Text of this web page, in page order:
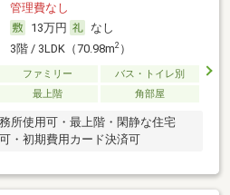
管理費なし
13万円
なし
3階 / 3LDK（70.98m2）
ファミリー
バス・トイレ別
最上階 角部屋
所使用可・最上階・閑静な住宅
・初期費用カード決済可